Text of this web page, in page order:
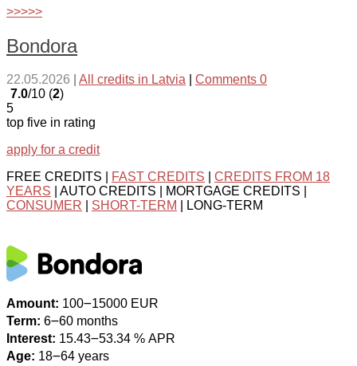
>>>>>
Bondora
22.05.2026 All credits in Latvia
Comments 0
7.0/10 (2)
5
top five in rating
apply for a credit
FREE CREDITS |
FAST CREDITS
CREDITS FROM 18
YEARS | AUTO CREDITS | MORTGAGE CREDITS |
CONSUMER
SHORT-TERM | LONG-TERM
Amount: 100౼15000 EUR
Term: 6౼60 months
Interest: 15.43౼53.34 % APR
Age: 18౼64 years